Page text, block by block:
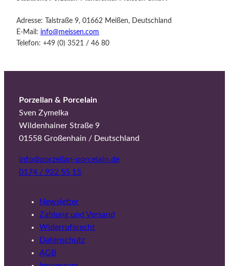
Adresse: Talstraße 9, 01662 Meißen, Deutschland
E-Mail: info@meissen.com
Telefon: +49 (0) 3521 / 46 80
Porzellan & Porcelain
Sven Zymelka
Wildenhainer Straße 9
01558 Großenhain / Deutschland
info@porzellan-porcelain.de
0174 / 922 55 15
Newsletter
Zahlung und Versand
Widerrufsrecht
Datenschutz
AGB